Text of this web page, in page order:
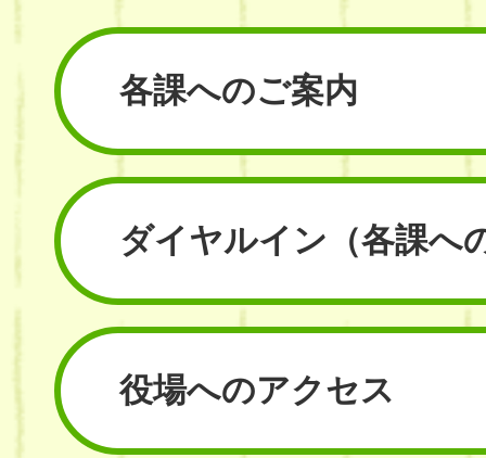
各課へのご案内
ダイヤルイン （各課へ
役場へのアクセス